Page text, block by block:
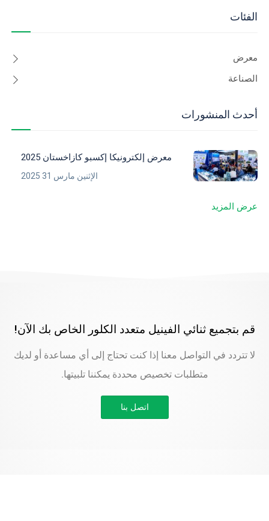
الفئات
معرض
الصناعة
أحدث المنشورات
معرض إلكترونيكا إكسبو كازاخستان 2025
الإثنين مارس 31 2025
عرض المزيد
قم بتجميع ثنائي الفينيل متعدد الكلور الخاص بك الآن!
لا تتردد في التواصل معنا إذا كنت تحتاج إلى أي مساعدة أو لديك
متطلبات تخصيص محددة يمكننا تلبيتها.
اتصل بنا